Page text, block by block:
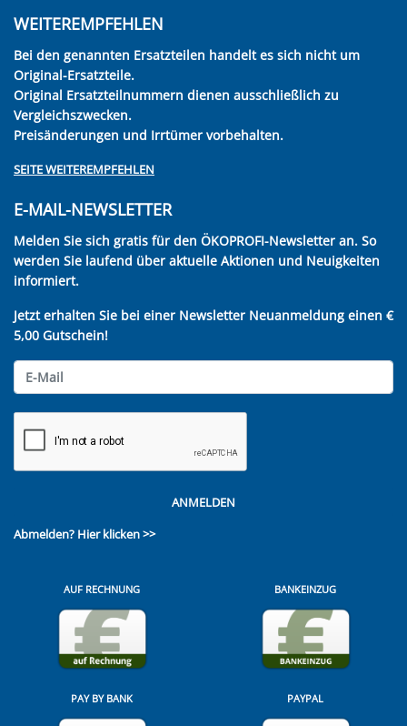
WEITEREMPFEHLEN
Bei den genannten Ersatzteilen handelt es sich nicht um
Original-Ersatzteile.
Original Ersatzteilnummern dienen ausschließlich zu
Vergleichszwecken.
Preisänderungen und Irrtümer vorbehalten.
SEITE WEITEREMPFEHLEN
E-MAIL-NEWSLETTER
Melden Sie sich gratis für den ÖKOPROFI-Newsletter an. So
werden Sie laufend über aktuelle Aktionen und Neuigkeiten
informiert.
Jetzt erhalten Sie bei einer Newsletter Neuanmeldung einen €
5,00 Gutschein!
ANMELDEN
Abmelden? Hier klicken >>
AUF RECHNUNG BANKEINZUG
PAY BY BANK PAYPAL